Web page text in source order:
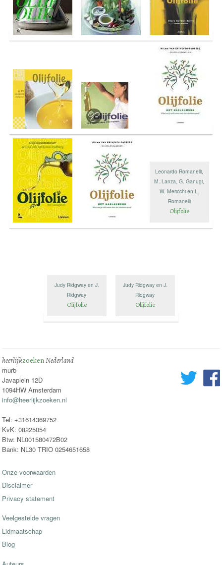
Leonardo Romanelli,
M. Lanza, G. Ganugi,
W. Mericchi en L.
Romanelli
Olijfolie
Judy Ridgway en J.
Ridgway
Olijfolie
Judy Ridgway en J.
Ridgway
Olijfolie
heerlijkzoekenNederland
murb
Javaplein 12D
1094HW Amsterdam
info@heerlijkzoeken.nl
Tel: +31614369752
KvK: 08225054
Btw: NL001580472B02
Bank: NL30 TRIO 0254651658
Onze voorwaarden
Disclaimer
Privacy statement
Veelgestelde vragen
Lidmaatschap
Blog